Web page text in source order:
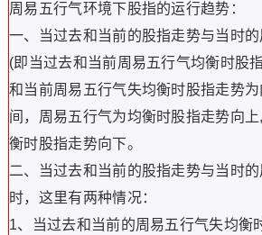
周易五行气环境下股指的运行趋势：
一、当过去和当前的股指走势与当时
(即当过去和当前周易五行气均衡时股
和当前周易五行气失均衡时股指走势
间，周易五行气为均衡时股指走势向
衡时股指走势向下。
二、当过去和当前的股指走势与当时
时，这里有两种情况：
1、当过去和当前的周易五行气失均衡